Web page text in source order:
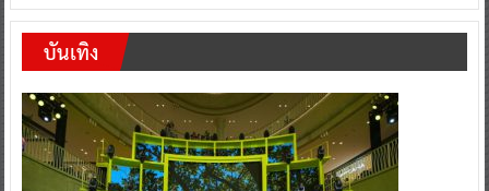
บันเทิง